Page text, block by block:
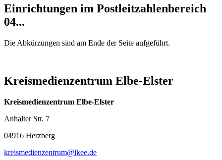
Einrichtungen im Postleitzahlenbereich
04...
Die Abkürzungen sind am Ende der Seite aufgeführt.
Kreismedienzentrum Elbe-Elster
Kreismedienzentrum Elbe-Elster
Anhalter Str. 7
04916 Herzberg
kreismedienzentrum@lkee.de